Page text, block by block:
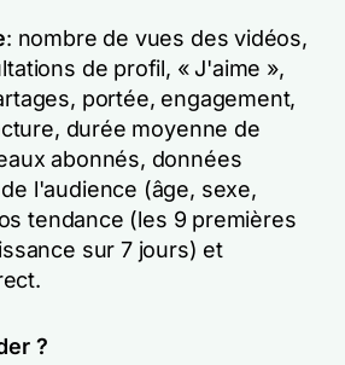
: nombre de vues des vidéos,
de profil, « J'aime »,
portée, engagement,
durée moyenne de
abonnés, données
l'audience (âge, sexe,
tendance (les 9 premières
sur 7 jours) et
?